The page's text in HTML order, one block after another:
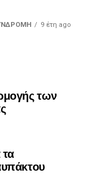
9 έτη ago
των